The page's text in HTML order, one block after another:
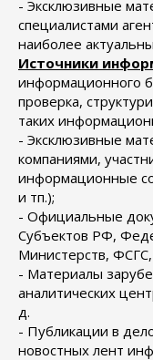
- Эксклюзивные
специалистами
наиболее
Источники
информационного
проверка,
таких
- Эксклюзивные
компаниями,
информационные
и тп.);
- Официальные
Субъектов РФ,
Министерств,
- Материалы
аналитических
д.
- Публикации в
новостных лент